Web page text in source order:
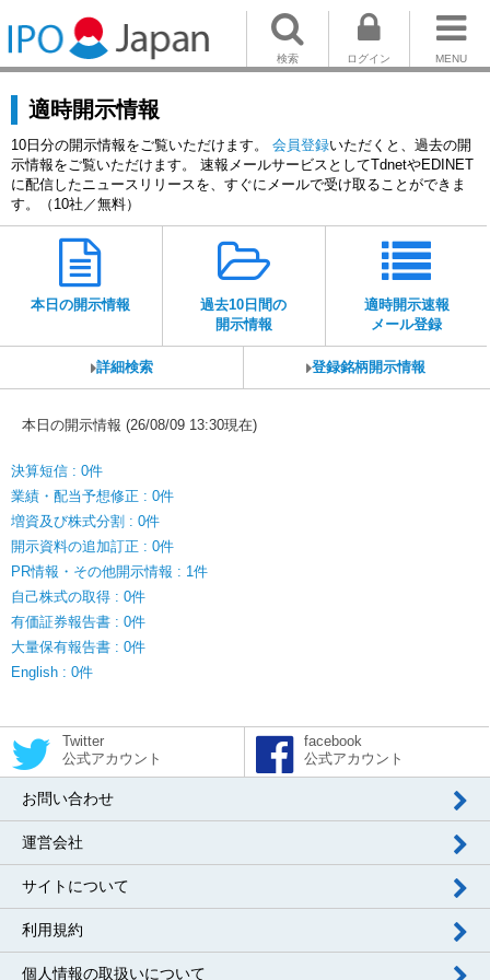
MENU
ログイン
検索
適時開示情報
10日分の開示情報をご覧いただけます。 会員登録いただくと、過去の開
示情報をご覧いただけます。 速報メールサービスとしてTdnetやEDINET
に配信したニュースリリースを、すぐにメールで受け取ることができま
す。（10社／無料）
本日の開示情報
過去10日間の
開示情報
適時開示速報
メール登録
詳細検索 登録銘柄開示情報
本日の開示情報 (26/08/09 13:30現在)
決算短信 : 0件
業績・配当予想修正 : 0件
増資及び株式分割 : 0件
開示資料の追加訂正 : 0件
PR情報・その他開示情報 : 1件
自己株式の取得 : 0件
有価証券報告書 : 0件
大量保有報告書 : 0件
English : 0件
Twitter
公式アカウント
facebook
公式アカウント
お問い合わせ
運営会社
サイトについて
利用規約
個人情報の取扱いについて